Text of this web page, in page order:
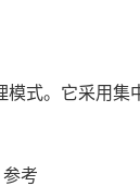
式。它采用
考